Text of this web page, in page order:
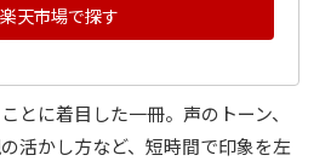
楽天市場で探す
とに着目した一冊。声のトーン、
活かし方など、短時間で印象を左